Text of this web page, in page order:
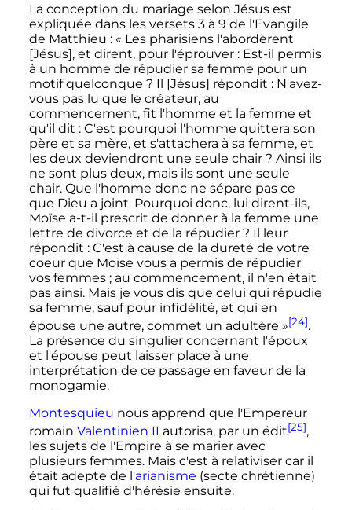
La conception du mariage selon Jésus est
expliquée dans les versets 3 à 9 de l'Evangile
de Matthieu : « Les pharisiens l'abordèrent
[Jésus], et dirent, pour l'éprouver : Est-il permis
à un homme de répudier sa femme pour un
motif quelconque ? Il [Jésus] répondit : N'avez-
vous pas lu que le créateur, au
commencement, fit l'homme et la femme et
qu'il dit : C'est pourquoi l'homme quittera son
père et sa mère, et s'attachera à sa femme, et
les deux deviendront une seule chair ? Ainsi ils
ne sont plus deux, mais ils sont une seule
chair. Que l'homme donc ne sépare pas ce
que Dieu a joint. Pourquoi donc, lui dirent-ils,
Moïse a-t-il prescrit de donner à la femme une
lettre de divorce et de la répudier ? Il leur
répondit : C'est à cause de la dureté de votre
coeur que Moïse vous a permis de répudier
vos femmes ; au commencement, il n'en était
pas ainsi. Mais je vous dis que celui qui répudie
sa femme, sauf pour infidélité, et qui en
épouse une autre, commet un adultère »[24].
La présence du singulier concernant l'époux
et l'épouse peut laisser place à une
interprétation de ce passage en faveur de la
monogamie.
Montesquieu nous apprend que l'Empereur
romain Valentinien II autorisa, par un édit[25],
les sujets de l'Empire à se marier avec
plusieurs femmes. Mais c'est à relativiser car il
était adepte de l'arianisme (secte chrétienne)
qui fut qualifié d'hérésie ensuite.